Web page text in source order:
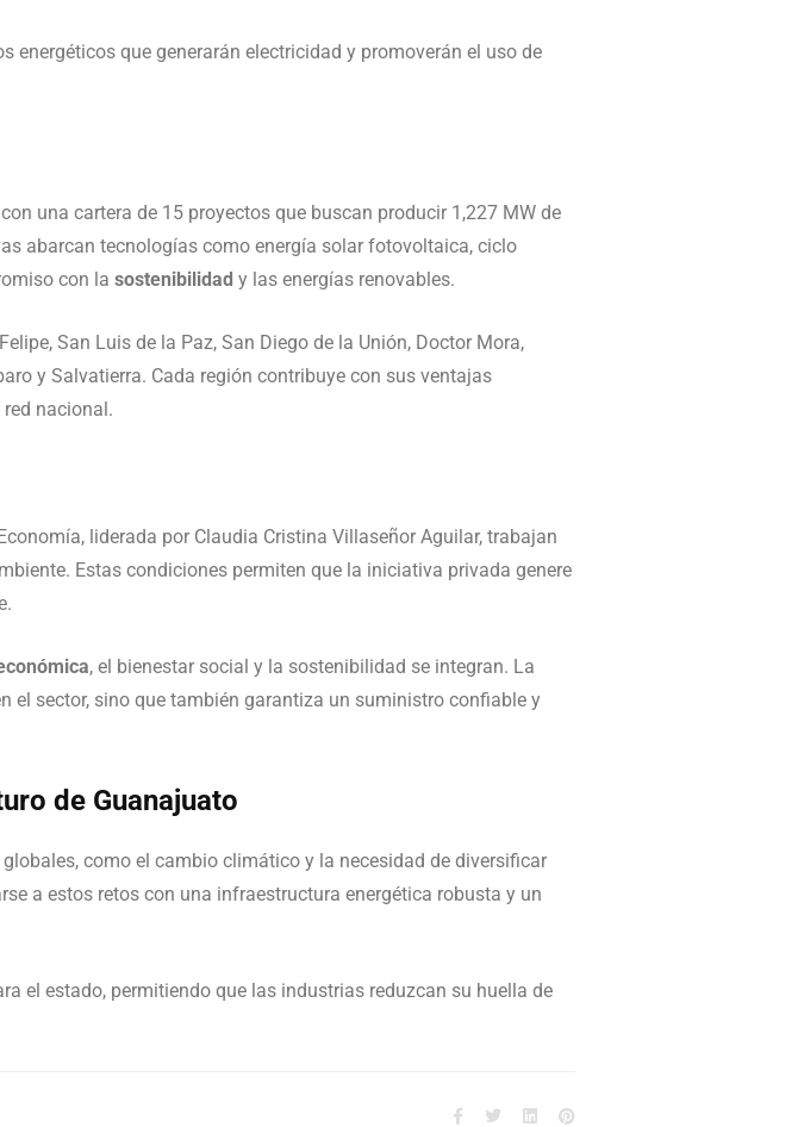
energéticos que generarán electricidad y promoverán el uso de
con una cartera de 15 proyectos que buscan producir 1,227 MW de
abarcan tecnologías como energía solar fotovoltaica, ciclo
con la sostenibilidad y las energías renovables.
San Luis de la Paz, San Diego de la Unión, Doctor Mora,
y Salvatierra. Cada región contribuye con sus ventajas
nacional.
liderada por Claudia Cristina Villaseñor Aguilar, trabajan
Estas condiciones permiten que la iniciativa privada genere
, el bienestar social y la sostenibilidad se integran. La
el sector, sino que también garantiza un suministro confiable y
de Guanajuato
como el cambio climático y la necesidad de diversificar
a estos retos con una infraestructura energética robusta y un
el estado, permitiendo que las industrias reduzcan su huella de